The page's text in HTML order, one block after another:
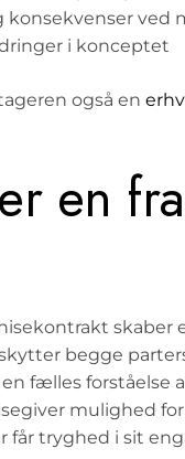
konsekvenser ved
i konceptet
også en
en
begge
fælles
mulighed
får tryghed i sit